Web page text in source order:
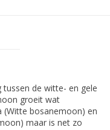
tussen de witte- en gele
groeit wat
(Witte bosanemoon) en
maar is net zo